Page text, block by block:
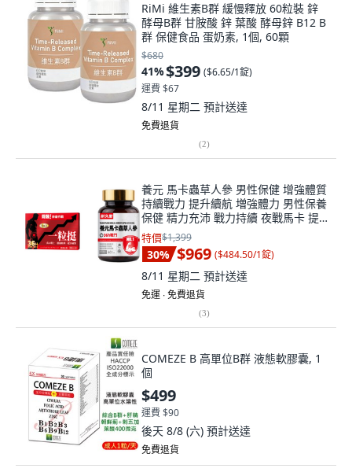
RiMi 維生素B群 緩慢釋放 60粒裝 鋅
酵母B群 甘胺酸 鋅 葉酸 酵母鋅 B12 B
群 保健食品 蛋奶素, 1個, 60顆
$680
41%$399 ($6.65/1錠)
運費 $67
8/11 星期二 預計送達
免費退貨
(2)
養元 馬卡蟲草人參 男性保健 增強體質
持續戰力 提升續航 増強體力 男性保養
保健 精力充沛 戰力持續 夜戰馬卡 提
升精質 雙效提升 臨時补能 男人加油站
補精力抗疲勞 男性保健食品, 2個, 1份
特價$1,399
30% $969 ($484.50/1錠)
8/11 星期二 預計送達
免運 ∙ 免費退貨
(3)
COMEZE B 高單位B群 液態軟膠囊, 1
個
$499
運費 $90
後天 8/8 (六) 預計送達
免費退貨